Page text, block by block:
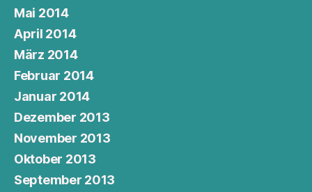
Mai 2014
April 2014
März 2014
Februar 2014
Januar 2014
Dezember 2013
November 2013
Oktober 2013
September 2013